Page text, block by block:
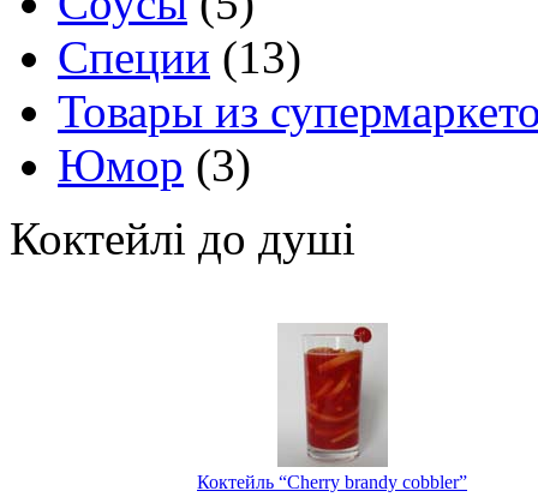
Специи (13)
Товары из
Юмор (3)
Коктейлі до душі
Коктейль “Cherry brandy cobbler”